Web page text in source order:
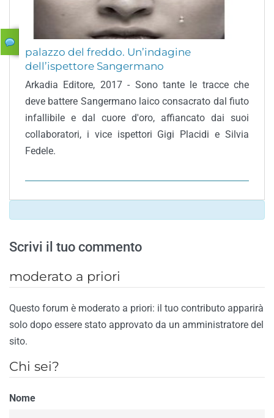
palazzo del freddo. Un’indagine
dell’ispettore Sangermano
Arkadia Editore, 2017 - Sono tante le tracce che
deve battere Sangermano laico consacrato dal fiuto
infallibile e dal cuore d'oro, affiancato dai suoi
collaboratori, i vice ispettori Gigi Placidi e Silvia
Fedele.
Scrivi il tuo commento
moderato a priori
Questo forum è moderato a priori: il tuo contributo apparirà
solo dopo essere stato approvato da un amministratore del
sito.
Chi sei?
Nome